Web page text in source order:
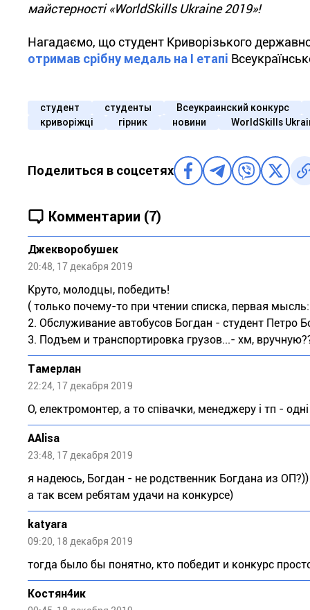
майстерності «WorldSkills Ukraine 2019»!
Нагадаємо, що студент Криворізького
отримав срібну медаль на І етапі
студент студенты
Всеукраинский конкурс
криворіжці
гірник новини WorldSkills
Поделиться в соцсетях
Комментарии (7)
Джекворобушек
20:48, 17 декабря 2019
Круто, молодцы, победить!
( только почему-то при чтении списка, первая
2. Обслуживание автобусов Богдан - студент Петро
3. Подъем и транспортировка грузов...- хм,
Тaмeрлан
22:24, 17 декабря 2019
О, електромонтер, а то співачки, менеджеру і тп - одні
AAlisa
23:48, 17 декабря 2019
я надеюсь, Богдан - не родственник Богдана из ОП?))
а так всем ребятам удачи на конкурсе)
katyara
09:20, 18 декабря 2019
тогда было бы понятно, кто победит и конкурс
Костян4ик